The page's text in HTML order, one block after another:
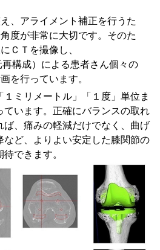
、アライメント補正を行うた
度が非常に大切です。そのた
ＣＴを撮像し、
構成）による患者さん個々の
を行っています。
ミリメートル」「１度」単位ま
ています。正確にバランスの取れ
ば、痛みの軽減だけでなく、曲げ
など、よりよい安定した膝関節の
できます。